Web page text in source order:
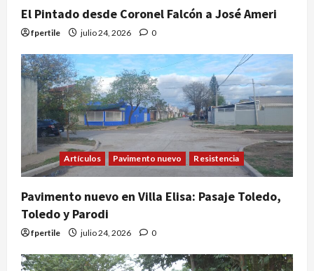
El Pintado desde Coronel Falcón a José Ameri
fpertile julio 24, 2026 0
Artículos Pavimento nuevo Resistencia
Pavimento nuevo en Villa Elisa: Pasaje Toledo,
Toledo y Parodi
fpertile julio 24, 2026 0